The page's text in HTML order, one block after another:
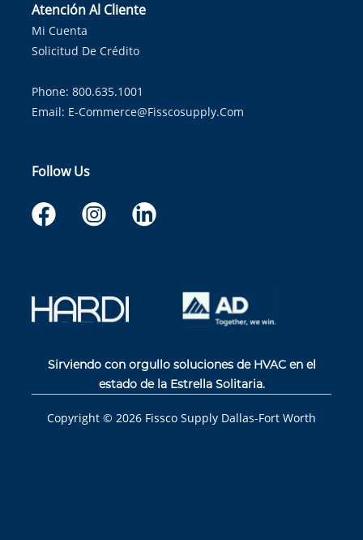
Atención Al Cliente
Mi Cuenta
Solicitud De Crédito
Phone: 800.635.1001
Email: E-Commerce@fisscosupply.com
Follow Us
Sirviendo con orgullo soluciones de HVAC en el
estado de la Estrella Solitaria.
Copyright © 2026 Fissco Supply Dallas-Fort Worth